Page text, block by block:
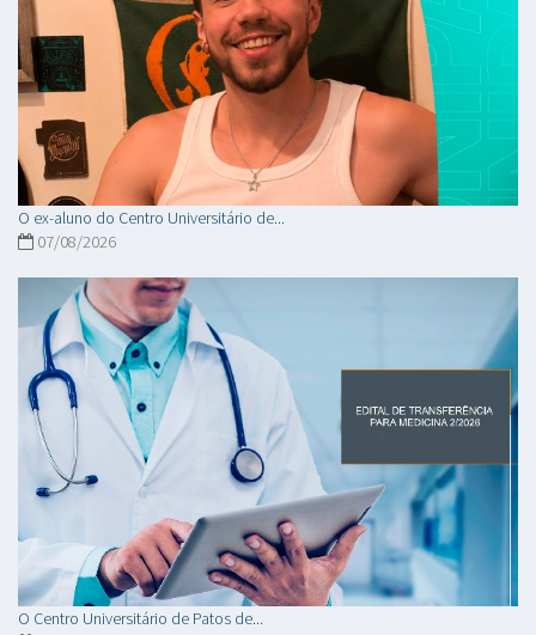
O ex-aluno do Centro Universitário de...
07/08/2026
O Centro Universitário de Patos de...